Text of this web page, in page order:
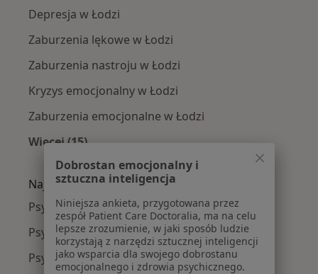
Depresja w Łodzi
Zaburzenia lękowe w Łodzi
Zaburzenia nastroju w Łodzi
Kryzys emocjonalny w Łodzi
Zaburzenia emocjonalne w Łodzi
Więcej (15)
Więcej w kategorii: Najczęście leczone
Najpopularniejsze ubezpieczenia
Psychoterapeuci z Allianz w Łodzi
Psychoterapeuci z TU Zdrowie w Łodzi
Psychoterapeuci z LUX MED w Łodzi
Dobrostan emocjonalny i
sztuczna inteligencja
Niniejsza ankieta, przygotowana przez
zespół Patient Care Doctoralia, ma na celu
lepsze zrozumienie, w jaki sposób ludzie
korzystają z narzędzi sztucznej inteligencji
jako wsparcia dla swojego dobrostanu
emocjonalnego i zdrowia psychicznego.